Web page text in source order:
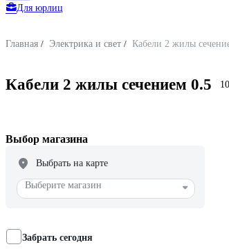
Для юрлиц
Главная / Электрика и свет / Кабели 2 жилы
Кабели 2 жилы сечением 0.5
Выбор магазина
Выбрать на карте
Выберите магазин
Забрать сегодня